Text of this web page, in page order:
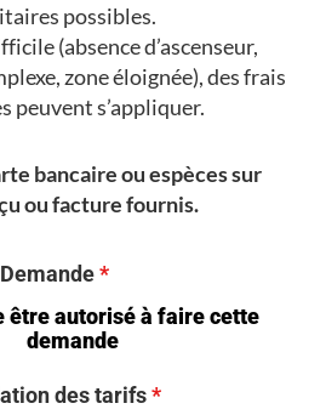
possibles.
(absence d’ascenseur,
zone éloignée), des frais
peuvent s’appliquer.
bancaire ou espèces sur
ou facture fournis.
Demande*
être autorisé à faire cette
demande
des tarifs*